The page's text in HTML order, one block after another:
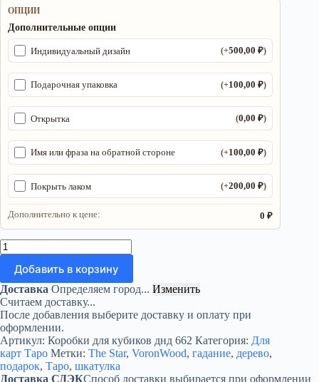
ОПЦИИ
Дополнительные опции
Индивидуальный дизайн (+500,00₽)
Подарочная упаковка (+100,00₽)
Открытка (0,00₽)
Имя или фраза на обратной стороне (+100,00₽)
Покрыть лаком (+200,00₽)
Дополнительно к цене: 0 ₽
Количество
товара
Шкатулка
«The
Star»
—
дерево
Добавить в корзину
Доставка Определяем город... Изменить
Считаем доставку...
После добавления выберите доставку и оплату при
оформлении.
Артикул: Коробки для кубиков днд 662 Категория: Для
карт Таро Метки: The Star, VoronWood, гадание, дерево,
подарок, Таро, шкатулка
Доставка СДЭКСпособ доставки выбирается при оформлении